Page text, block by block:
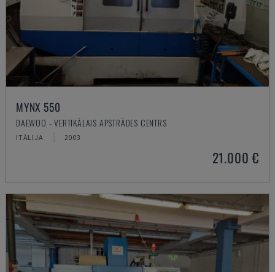
MYNX 550
DAEWOO - VERTIKĀLAIS APSTRĀDES CENTRS
ITĀLIJA 2003
21.000 €